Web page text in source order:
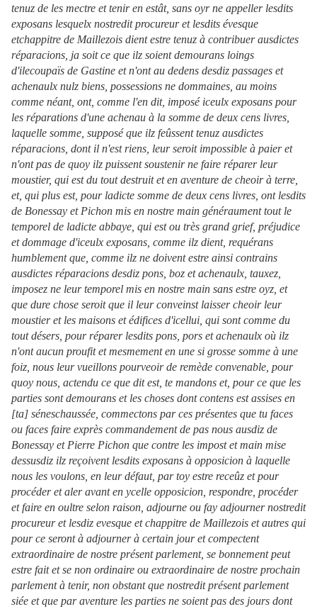
tenuz de les mectre et tenir en estât, sans oyr ne appeller lesdits
exposans lesquelx nostredit procureur et lesdits évesque
etchappitre de Maillezois dient estre tenuz à contribuer ausdictes
réparacions, ja soit ce que ilz soient demourans loings
d'ilecoupaïs de Gastine et n'ont au dedens desdiz passages et
achenaulx nulz biens, possessions ne dommaines, au moins
comme néant, ont, comme l'en dit, imposé iceulx exposans pour
les réparations d'une achenau à la somme de deux cens livres,
laquelle somme, supposé que ilz feûssent tenuz ausdictes
réparacions, dont il n'est riens, leur seroit impossible à paier et
n'ont pas de quoy ilz puissent soustenir ne faire réparer leur
moustier, qui est du tout destruit et en aventure de cheoir à terre,
et, qui plus est, pour ladicte somme de deux cens livres, ont lesdits
de Bonessay et Pichon mis en nostre main généraument tout le
temporel de ladicte abbaye, qui est ou très grand grief, préjudice
et dommage d'iceulx exposans, comme ilz dient, requérans
humblement que, comme ilz ne doivent estre ainsi contrains
ausdictes réparacions desdiz pons, boz et achenaulx, tauxez,
imposez ne leur temporel mis en nostre main sans estre oyz, et
que dure chose seroit que il leur conveinst laisser cheoir leur
moustier et les maisons et édifices d'icellui, qui sont comme du
tout désers, pour réparer lesdits pons, pors et achenaulx où ilz
n'ont aucun proufit et mesmement en une si grosse somme à une
foiz, nous leur vueillons pourveoir de remède convenable, pour
quoy nous, actendu ce que dit est, te mandons et, pour ce que les
parties sont demourans et les choses dont contens est assises en
[ta] séneschaussée, commectons par ces présentes que tu faces
ou faces faire exprès commandement de pas nous ausdiz de
Bonessay et Pierre Pichon que contre les impost et main mise
dessusdiz ilz reçoivent lesdits exposans à opposicion à laquelle
nous les voulons, en leur défaut, par toy estre receûz et pour
procéder et aler avant en ycelle opposicion, respondre, procéder
et faire en oultre selon raison, adjourne ou fay adjourner nostredit
procureur et lesdiz evesque et chappitre de Maillezois et autres qui
pour ce seront à adjourner à certain jour et compectent
extraordinaire de nostre présent parlement, se bonnement peut
estre fait et se non ordinaire ou extraordinaire de nostre prochain
parlement à tenir, non obstant que nostredit présent parlement
siée et que par aventure les parties ne soient pas des jours dont